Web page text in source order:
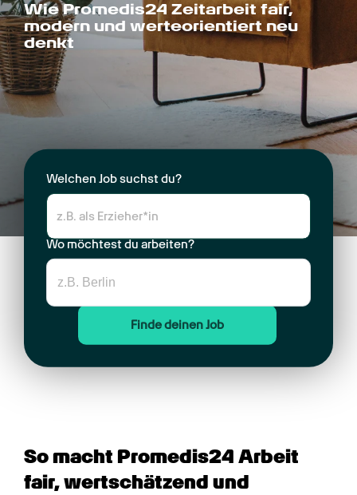
Wie Promedis24 Zeitarbeit fair,
modern und werteorientiert neu
denkt
Welchen Job suchst du?
Wo möchtest du arbeiten?
Finde deinen Job
So macht Promedis24 Arbeit
fair, wertschätzend und